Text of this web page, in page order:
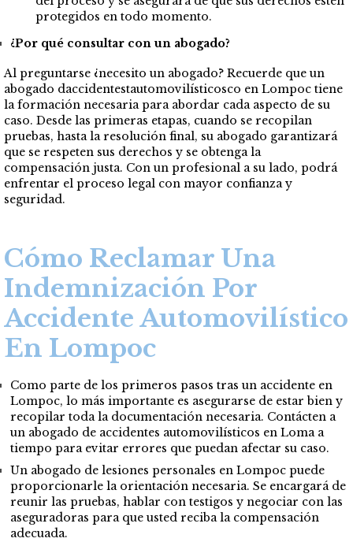
protegidos en todo momento.
¿Por qué consultar con un abogado?
Al preguntarse ¿necesito un abogado? Recuerde que un
abogado daccidentestautomovilísticosco en Lompoc tiene
la formación necesaria para abordar cada aspecto de su
caso. Desde las primeras etapas, cuando se recopilan
pruebas, hasta la resolución final, su abogado garantizará
que se respeten sus derechos y se obtenga la
compensación justa. Con un profesional a su lado, podrá
enfrentar el proceso legal con mayor confianza y
seguridad.
Cómo Reclamar Una
Indemnización Por
Accidente Automovilístico
En Lompoc
Como parte de los primeros pasos tras un accidente en
Lompoc, lo más importante es asegurarse de estar bien y
recopilar toda la documentación necesaria. Contácten a
un abogado de accidentes automovilísticos en Loma a
tiempo para evitar errores que puedan afectar su caso.
Un abogado de lesiones personales en Lompoc puede
proporcionarle la orientación necesaria. Se encargará de
reunir las pruebas, hablar con testigos y negociar con las
aseguradoras para que usted reciba la compensación
adecuada.